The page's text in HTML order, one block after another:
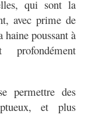
qui sont la
avec prime de
haine poussant à
permettre des
et plus